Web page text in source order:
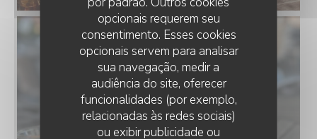
opcionais requerem seu
consentimento. Esses cookies
opcionais servem para analisar
sua navegação, medir a
audiência do site, oferecer
funcionalidades (por exemplo,
relacionadas às redes sociais)
ou exibir publicidade ou